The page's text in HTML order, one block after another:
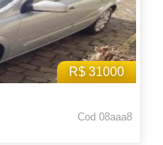
R$ 31000
Cod 08aaa8